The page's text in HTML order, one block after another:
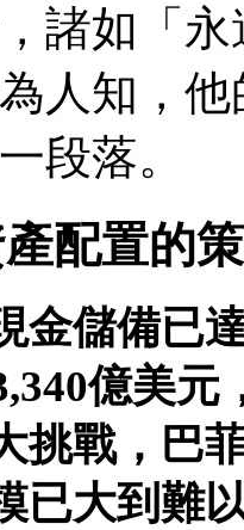
諸如「
人知，
段落。
配置的
金儲備已
億美
挑戰，巴
已大到難